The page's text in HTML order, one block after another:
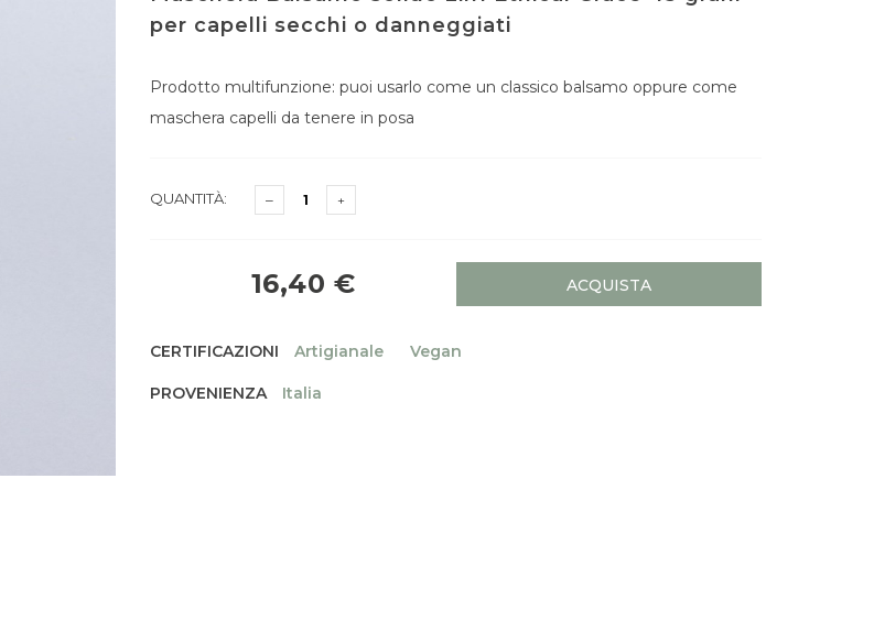
per capelli secchi o danneggiati
Prodotto multifunzione: puoi usarlo come un classico balsamo oppure come
maschera capelli da tenere in posa
QUANTITÀ:
16,40 € ACQUISTA
CERTIFICAZIONI Artigianale Vegan
PROVENIENZA Italia